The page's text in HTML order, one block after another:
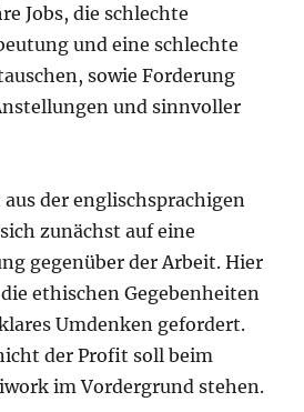
Jobs, die schlechte
und eine schlechte
sowie Forderung
und sinnvoller
der englischsprachigen
zunächst auf eine
gegenüber der Arbeit. Hier
ethischen Gegebenheiten
Umdenken gefordert.
der Profit soll beim
im Vordergrund stehen.